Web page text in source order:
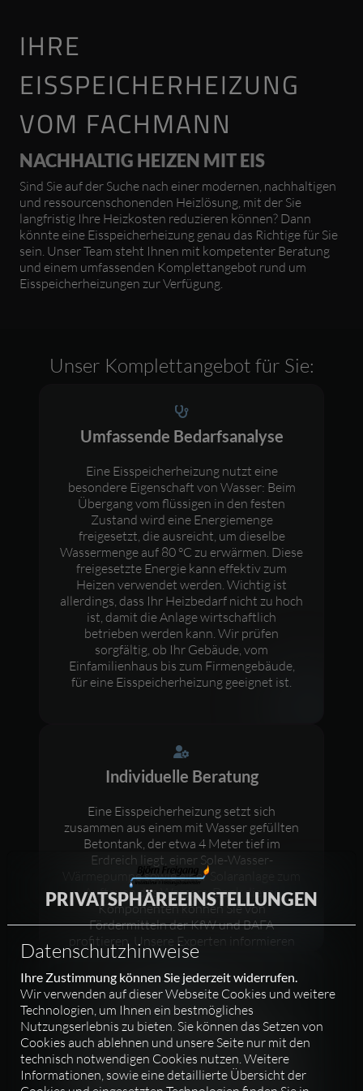
IHRE
EISSPEICHERHEIZUNG
VOM FACHMANN
NACHHALTIG HEIZEN MIT EIS
Sind Sie auf der Suche nach einer modernen, nachhaltigen
und ressourcenschonenden Heizlösung, mit der Sie
langfristig Ihre Heizkosten reduzieren können? Dann
könnte eine Eisspeicherheizung genau das Richtige für Sie
sein. Unser Team steht Ihnen mit kompetenter Beratung
und einem umfassenden Komplettangebot rund um
Eisspeicherheizungen zur Verfügung.
Unser Komplettangebot für Sie:
Umfassende Bedarfsanalyse
Eine Eisspeicherheizung nutzt eine
besondere Eigenschaft von Wasser: Beim
Übergang vom flüssigen in den festen
Zustand wird eine Energiemenge
freigesetzt, die ausreicht, um dieselbe
Wassermenge auf 80 °C zu erwärmen. Diese
freigesetzte Energie kann effektiv zum
Heizen verwendet werden. Wichtig ist
allerdings, dass Ihr Heizbedarf nicht zu hoch
ist, damit die Anlage wirtschaftlich
betrieben werden kann. Wir prüfen
sorgfältig, ob Ihr Gebäude, vom
Einfamilienhaus bis zum Firmengebäude,
für eine Eisspeicherheizung geeignet ist.
Individuelle Beratung
Eine Eisspeicherheizung setzt sich
zusammen aus einem mit Wasser gefüllten
Betontank, der etwa 4 Meter tief im
Erdreich liegt, einer Sole-Wasser-
Wärmepumpe sowie einer Solaranlage zum
Auftauen des Wassers. Dank dieser
Komponenten können Sie von
Fördermitteln der KfW und BAFA
profitieren. Unsere Experten informieren
Sie ausführlich über die verfügbaren
Förderprogramme und erstellen für Sie eine
transparente Kostenübersicht, ganz ohne
versteckte Überraschungen.
Qualität von A bis Z
Wir kooperieren eng mit namhaften
Herstellern und verwenden ausschließlich
Markenprodukte. Dadurch sichern Sie sich
langlebige Qualität sowie umfassende
PRIVATSPHÄRE­EINSTELLUNGEN
Datenschutzhinweise
Ihre Zustimmung können Sie jederzeit widerrufen.
Wir verwenden auf dieser Webseite Cookies und weitere
Technologien, um Ihnen ein bestmögliches
Nutzungserlebnis zu bieten. Sie können das Setzen von
Cookies auch ablehnen und unsere Seite nur mit den
technisch notwendigen Cookies nutzen. Weitere
Informationen, sowie eine detaillierte Übersicht der